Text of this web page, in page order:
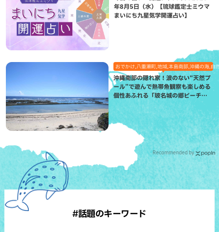
年8月5日（水）【琉球鑑定士ミウマ
まいにち九星気学開運占い】
おでかけ,八重瀬町,地域,本島南部,沖縄の海,自
沖縄南部の隠れ家！波のない“天然プ
ール”で遊んで熱帯魚観察も楽しめる
個性あふれる「玻名城の郷ビーチ」
（八重瀬町）
Recommended by
#話題のキーワード